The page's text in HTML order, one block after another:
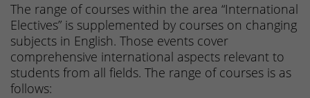
The range of courses within the area “International
Electives” is supplemented by courses on changing
subjects in English. Those events cover
comprehensive international aspects relevant to
students from all fields. The range of courses is as
follows: